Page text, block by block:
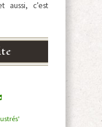
aussi, c’est